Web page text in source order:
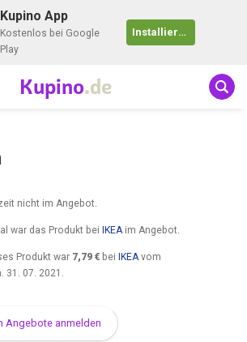
Kupino App
Kostenlos bei Google
Play
Installieren
Kupino.de
nicht im Angebot.
war das Produkt bei IKEAim Angebot.
Produkt war 7,79 € bei IKEA vom
31. 07. 2021
Angebote anmelden